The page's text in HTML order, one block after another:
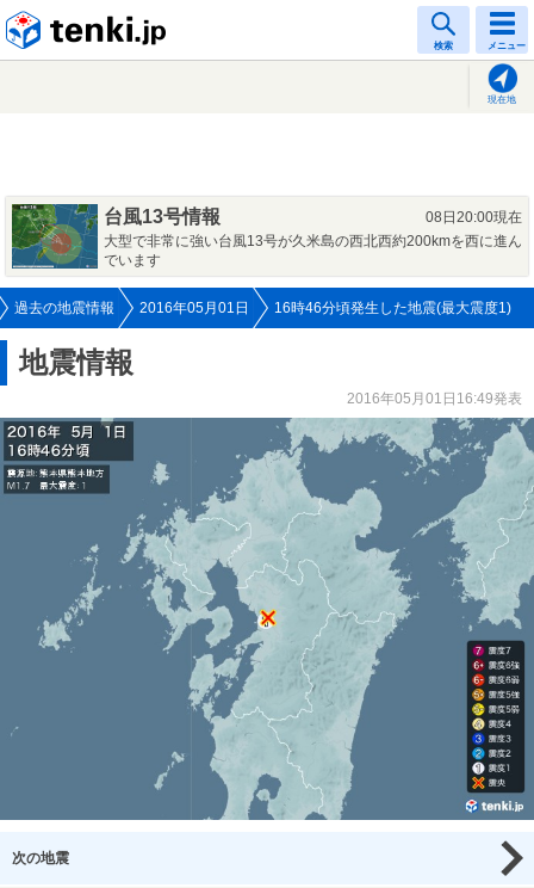
検索 メニュー
現在地
台風13号情報
08日20:00現在
大型で非常に強い台風13号が久米島の西北西約200kmを西に進ん
でいます
過去の地震情報 2016年05月01日 16時46分頃発生した地震(最大震度1)
地震情報
2016年05月01日16:49発表
次の地震